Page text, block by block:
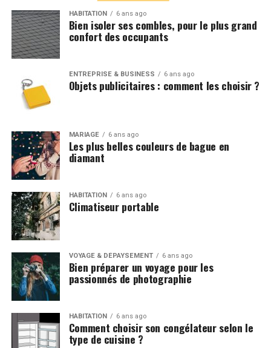
HABITATION 6 ans ago
Bien isoler ses combles, pour le plus grand
confort des occupants
ENTREPRISE & BUSINESS 6 ans ago
Objets publicitaires : comment les choisir ?
MARIAGE 6 ans ago
Les plus belles couleurs de bague en
diamant
HABITATION 6 ans ago
Climatiseur portable
VOYAGE & DÉPAYSEMENT 6 ans ago
Bien préparer un voyage pour les
passionnés de photographie
HABITATION 6 ans ago
Comment choisir son congélateur selon le
type de cuisine ?